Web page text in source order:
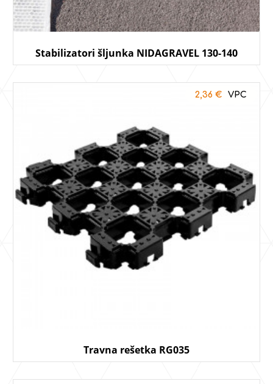
Stabilizatori šljunka NIDAGRAVEL 130-140
Travna rešetka RG035
2,36 €